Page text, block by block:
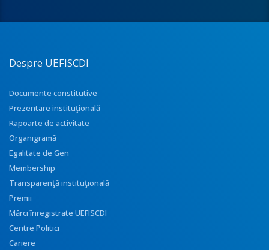
Despre UEFISCDI
Documente constitutive
Prezentare instituţională
Rapoarte de activitate
Organigramă
Egalitate de Gen
Membership
Transparenţă instituţională
Premii
Mărci înregistrate UEFISCDI
Centre Politici
Cariere